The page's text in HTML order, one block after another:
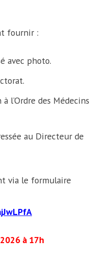
fournir :
avec photo.
l’Ordre des Médecins
au Directeur de
via le formulaire
à 17h